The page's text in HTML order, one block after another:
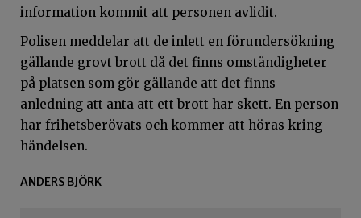
information kommit att personen avlidit.
Polisen meddelar att de inlett en förundersökning
gällande grovt brott då det finns omständigheter
på platsen som gör gällande att det finns
anledning att anta att ett brott har skett. En person
har frihetsberövats och kommer att höras kring
händelsen.
ANDERS BJÖRK